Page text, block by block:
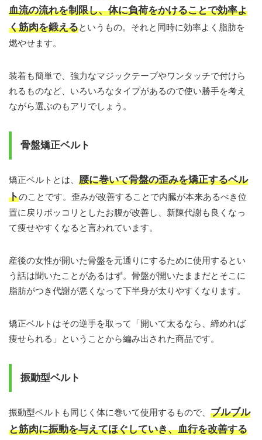
血流の流れを制限し、体に負荷をかけることで効率よ
く筋肉を鍛えるというもの。それと同時に効率よく脂肪を
燃やせます。
装着も簡単で、強力なマジックテープやワンタッチで付けら
れるものなど、いろいろなタイプがあるので使い勝手を考え
ながら選ぶのもアリでしょう。
骨盤矯正ベルト
矯正ベルトとは、 腰に巻いて骨盤の歪みを矯正するベル
トのことです。歪みが改善することで内臓が本来あるべき位
置に戻りポッコリとしたお腹が改善し、新陳代謝も良くなっ
て痩せやすくなると言われています。
産後の女性が開いた骨盤を元通りにするために使用するとい
う話は聞いたことがあるはず。骨盤が開いたままだとそこに
脂肪がつき代謝が悪くなって下半身が太りやすくなります。
矯正ベルトはその逆手を取って「開いて太るなら、締めれば
痩せられる」ということから編み出された商品です。
振動型ベルト
振動型ベルトも同じく体に巻いて使用するもので、 ブルブル
と筋肉に振動を与えてほぐしていき、血行を改善する